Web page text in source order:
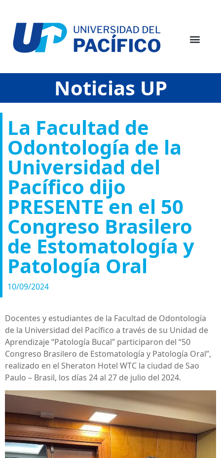
Noticias UP
La Facultad de
Odontología de la
Universidad del
Pacífico dijo
PRESENTE en el 50
Congreso Brasilero
de Estomatología y
Patología Oral
10/09/2024
Docentes y estudiantes de la Facultad de Odontología
de la Universidad del Pacífico a través de su Unidad de
Aprendizaje “Patología Bucal” participaron del “50
Congreso Brasilero de Estomatología y Patología Oral”,
realizado en el Sheraton Hotel WTC la ciudad de Sao
Paulo – Brasil, los días 24 al 27 de julio del 2024.